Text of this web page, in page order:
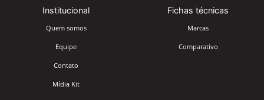
Institucional
Quem somos
Equipe
Contato
Mídia Kit
Fichas técnicas
Marcas
Comparativo